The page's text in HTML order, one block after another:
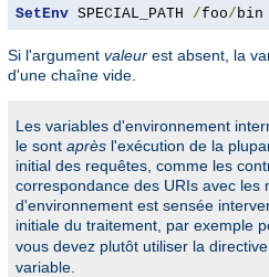
SetEnv SPECIAL_PATH /foo/ bin
Si l'argument valeur est absent, la
d'une chaîne vide.
Les variables d'environnement
le sont après l'exécution de la
initial des requêtes, comme les
correspondance des URIs avec les
d'environnement est sensée
initiale du traitement, par exemple
vous devez plutôt utiliser la directive
variable.